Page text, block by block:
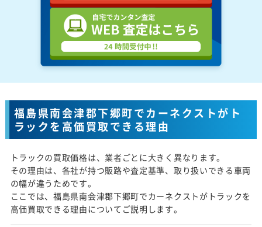
福島県南会津郡下郷町でカーネクストがト
ラックを高価買取できる理由
トラックの買取価格は、業者ごとに大きく異なります。
その理由は、各社が持つ販路や査定基準、取り扱いできる車両
の幅が違うためです。
ここでは、福島県南会津郡下郷町でカーネクストがトラックを
高価買取できる理由についてご説明します。